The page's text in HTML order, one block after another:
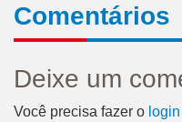
Comentários
Deixe um
Você precisa fazer o login